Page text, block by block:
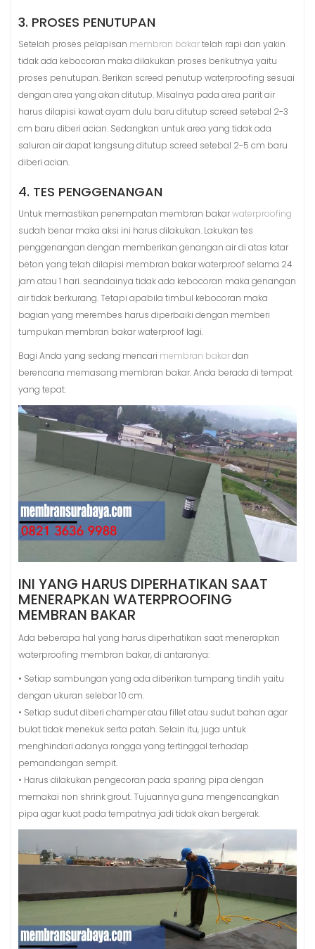
3. PROSES PENUTUPAN
Setelah proses pelapisan membran bakartelah rapi dan yakin
tidak ada kebocoran maka dilakukan proses berikutnya yaitu
proses penutupan. Berikan screed penutup waterproofing sesuai
dengan area yang akan ditutup. Misalnya pada area parit air
harus dilapisi kawat ayam dulu baru ditutup screed setebal 2-3
cm baru diberi acian. Sedangkan untuk area yang tidak ada
saluran air dapat langsung ditutup screed setebal 2-5 cm baru
diberi acian.
4. TES PENGGENANGAN
Untuk memastikan penempatan membran bakarwaterproofing
sudah benar maka aksi ini harus dilakukan. Lakukan tes
penggenangan dengan memberikan genangan air di atas latar
beton yang telah dilapisi membran bakar waterproof selama 24
jam atau 1 hari. seandainya tidak ada kebocoran maka genangan
air tidak berkurang. Tetapi apabila timbul kebocoran maka
bagian yang merembes harus diperbaiki dengan memberi
tumpukan membran bakar waterproof lagi.
Bagi Anda yang sedang mencari membran bakardan
berencana memasang membran bakar. Anda berada di tempat
yang tepat.
INI YANG HARUS DIPERHATIKAN SAAT
MENERAPKAN WATERPROOFING
MEMBRAN BAKAR
Ada beberapa hal yang harus diperhatikan saat menerapkan
waterproofing membran bakar, di antaranya:
• Setiap sambungan yang ada diberikan tumpang tindih yaitu
dengan ukuran selebar 10 cm.
• Setiap sudut diberi champer atau fillet atau sudut bahan agar
bulat tidak menekuk serta patah. Selain itu, juga untuk
menghindari adanya rongga yang tertinggal terhadap
pemandangan sempit.
• Harus dilakukan pengecoran pada sparing pipa dengan
memakai non shrink grout. Tujuannya guna mengencangkan
pipa agar kuat pada tempatnya jadi tidak akan bergerak.